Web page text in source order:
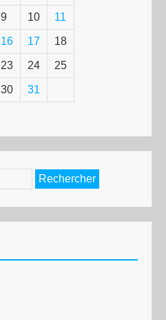
9 10 11
16 17 18
23 24 25
30 31